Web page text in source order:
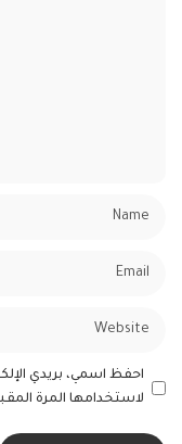
احفظ اسمي، بريدي
لاستخدامها المرة